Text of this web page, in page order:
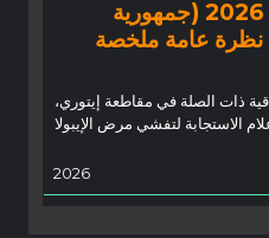
تفشي إيبولا في إيتوري 2026 (جمهورية
نظرة عامة ملخصة
ذات الصلة في مقاطعة إيتوري،
الاستجابة لتفشي مرض الإيبولا
2026